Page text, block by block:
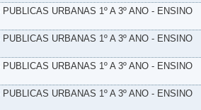
URBANAS 1º A 3º ANO - ENSINO
URBANAS 1º A 3º ANO - ENSINO
URBANAS 1º A 3º ANO - ENSINO
URBANAS 1º A 3º ANO - ENSINO